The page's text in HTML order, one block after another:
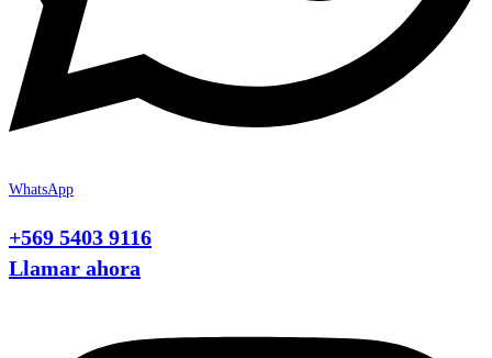
WhatsApp
+569 5403 9116
Llamar ahora